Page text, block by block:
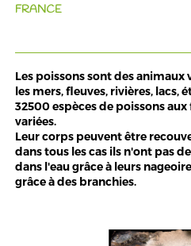
FRANCE
Les poissons sont des
les mers, fleuves, rivières, lacs,
32500 espèces de poissons
variées.
Leur corps peuvent être
dans tous les cas ils n'ont pas
dans l'eau grâce à leurs
grâce à des branchies.